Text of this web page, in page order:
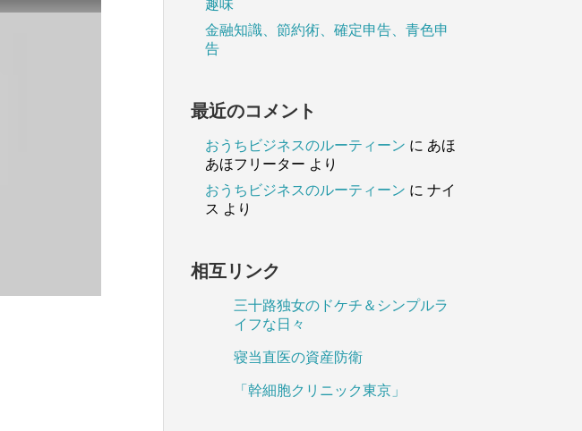
趣味
金融知識、節約術、確定申告、青色申
告
最近のコメント
おうちビジネスのルーティーン に あほ
あほフリーター より
おうちビジネスのルーティーン に ナイ
ス より
相互リンク
三十路独女のドケチ＆シンプルラ
イフな日々
寝当直医の資産防衛
「幹細胞クリニック東京」